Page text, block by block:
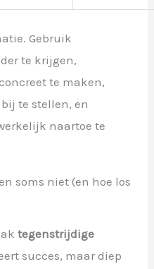
Gebruik
te krijgen,
te maken,
te stellen, en
naartoe te
soms niet (en hoe los
tegenstrijdige
succes, maar diep